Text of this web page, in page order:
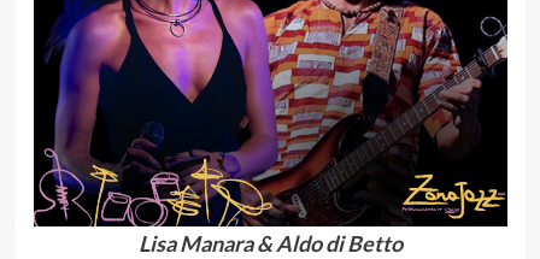
Lisa Manara & Aldo di Betto